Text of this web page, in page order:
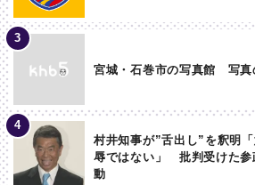
宮城・石巻市の写真館 写真
村井知事が”舌出し”を釈明
辱ではない」 批判受けた参
動